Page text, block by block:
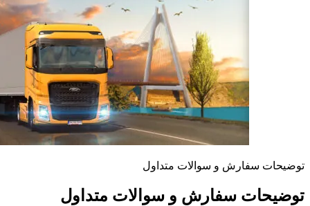
توضیحات سفارش و سوالات متداول
توضیحات سفارش و سوالات متداول